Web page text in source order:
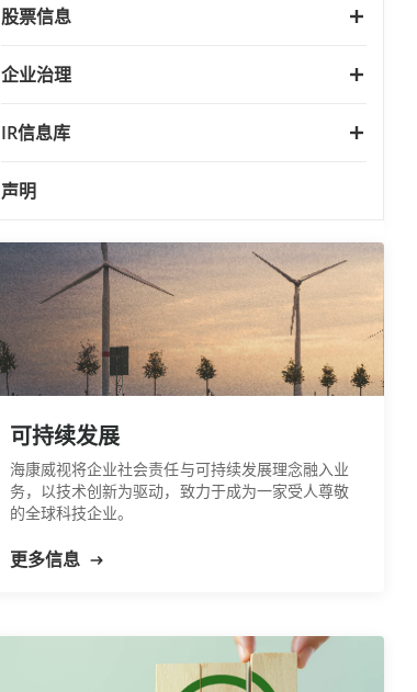
股票信息
企业治理
IR信息库
声明
可持续发展
海康威视将企业社会责任与可持续发展理念融入业
务，以技术创新为驱动，致力于成为一家受人尊敬
的全球科技企业。
更多信息